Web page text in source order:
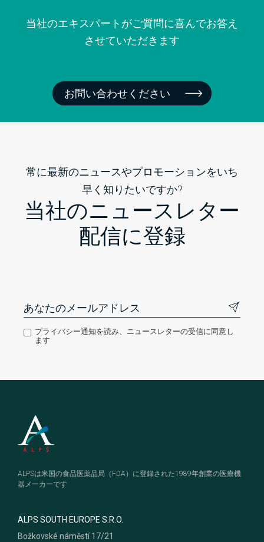
当社のエキスパートがご質問に喜んでお答え
させていただきます
お問い合わせください
常に最新のニュースやプロモーションをいち
早く知りたいですか?
当社のニュースレター
配信に登録
プライバシー通知を読み、ニュースレターの受信に同意し
ます
Footer
ALPSは米国の食品医薬品局（FDA）に登録された1989年創業の医療機
器メーカーです
ALPS SOUTH EUROPE S.R.O.
Božkovské náměstí 17/21